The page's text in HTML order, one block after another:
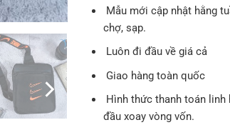
Mẫu mới cập nhật hằng
chợ, sạp.
Luôn đi đầu về giá cả
Giao hàng toàn quốc
Hình thức thanh toán linh
đầu xoay vòng vốn.